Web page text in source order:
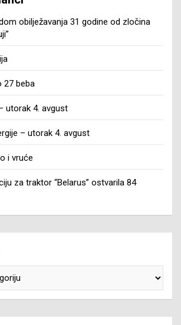
obilježavanja 31 godine od zločina
27 beba
utorak 4. avgust
– utorak 4. avgust
i vruće
za traktor “Belarus” ostvarila 84